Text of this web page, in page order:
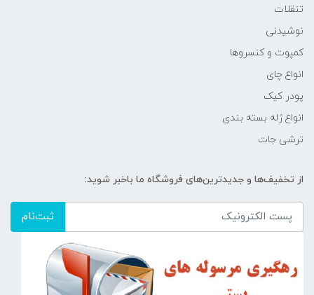
تنقلات
نوشیدنی
کمپوت و کنسروها
انواع چای
پودر کیک
انواع ژله بسته بندی
ترشی جات
از تخفیف‌ها و جدیدترین‌های فروشگاه ما باخبر شوید:
ثبت‌نام